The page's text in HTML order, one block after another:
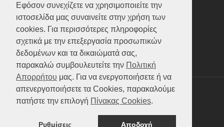
Εφόσον συνεχίζετε να χρησιμοποιείτε την
ιστοσελίδα μας συναινείτε στην χρήση των
cookies. Για περισσότερες πληροφορίες
σχετικά με την επεξεργασία προσωπικών
δεδομένων και τα δικαιώματά σας,
παρακαλώ συμβουλευτείτε την Πολιτική
Απορρήτου μας. Για να ενεργοποιήσετε ή να
απενεργοποιήσετε τα Cookies, παρακαλούμε
πατήστε την επιλογή Πίνακας Cookies.
Ρυθμίσεις Αποδοχή
Test ride
Επικοινωνία
Service
Κατάλογος
FAQ
SOCIAL MEDIA